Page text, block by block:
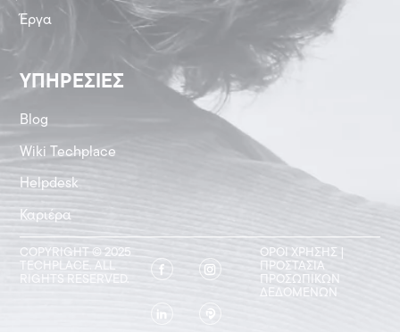
Έργα
ΥΠΗΡΕΣIΕΣ
Blog
Wiki Techplace
Helpdesk
Καριέρα
COPYRIGHT © 2025
TECHPLACE. ALL
RIGHTS RESERVED.
ΌΡΟΙ ΧΡΉΣΗΣ
ΠΡΟΣΤΑΣΊΑ
ΠΡΟΣΩΠΙΚΏΝ
ΔΕΔΟΜΈΝΩΝ